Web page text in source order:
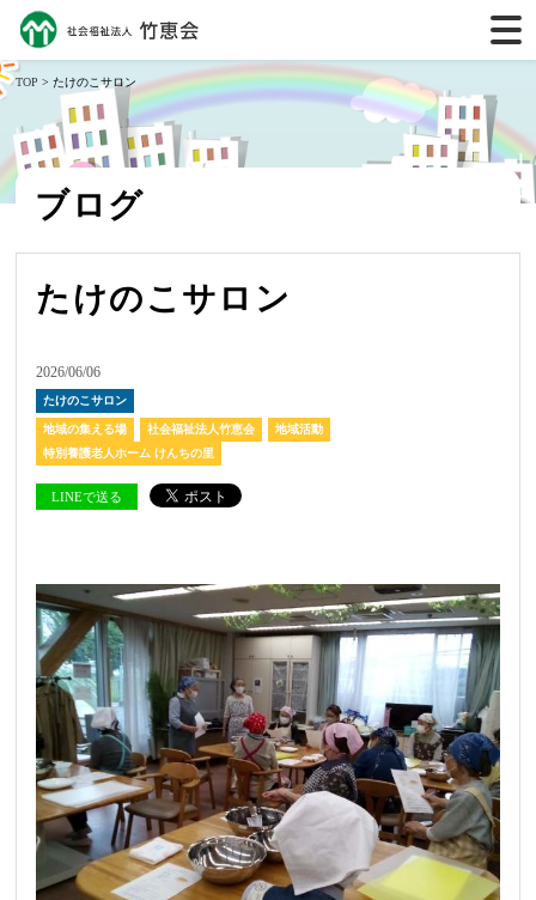
TOP > たけのこサロン
ブログ
たけのこサロン
2026/06/06
たけのこサロン
地域の集える場 社会福祉法人竹恵会
地域活動
特別養護老人ホーム けんちの里
LINEで送る